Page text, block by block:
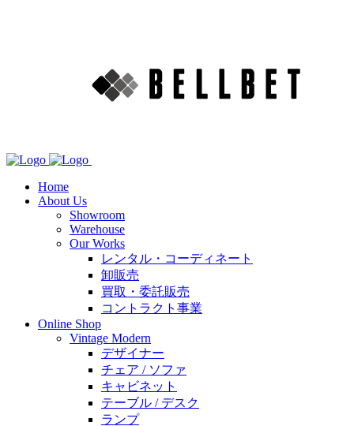
Home
About Us
Showroom
Warehouse
Our Works
レンタル・コーディネート
卸販売
買取・委託販売
コントラクト事業
Online Shop
Vintage Modern
デザイナー
チェア / ソファ
キャビネット
テーブル / デスク
ランプ